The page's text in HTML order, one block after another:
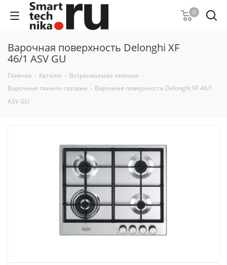
0
Варочная поверхность Delonghi XF
46/1 ASV GU
Главная - Каталог - Встраиваемая техника -
Варочные панели газовые - Варочная поверхность Delonghi XF 46/1
ASV GU